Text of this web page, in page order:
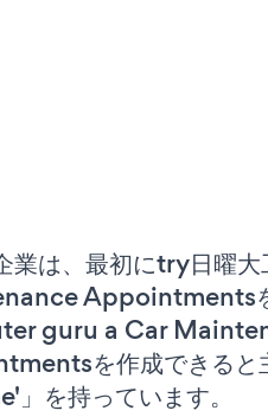
業は、最初にtry日曜
Appointmentsを
guru a Car
を作成できると
を持っています。